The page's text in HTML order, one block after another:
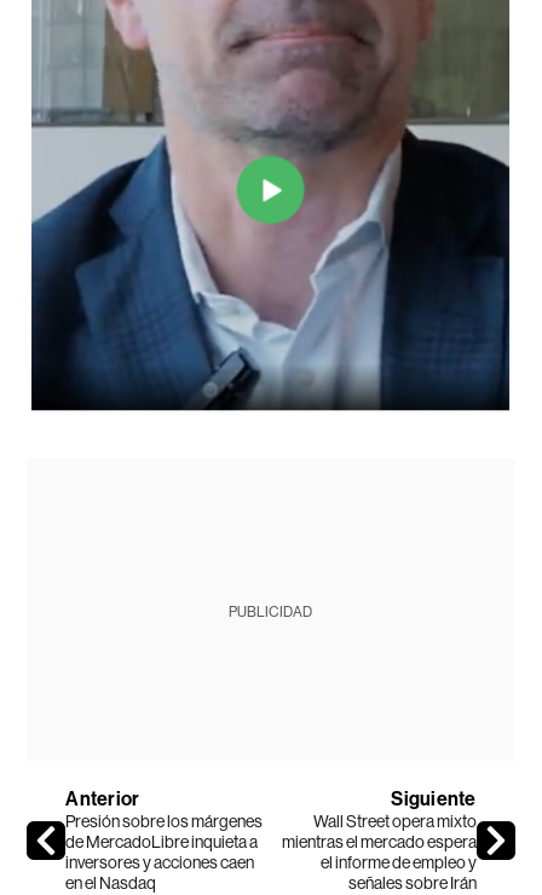
PUBLICIDAD
Anterior
Presión sobre los márgenes
de MercadoLibre inquieta a
inversores y acciones caen
en el Nasdaq
Siguiente
Wall Street opera mixto
mientras el mercado espera
el informe de empleo y
señales sobre Irán